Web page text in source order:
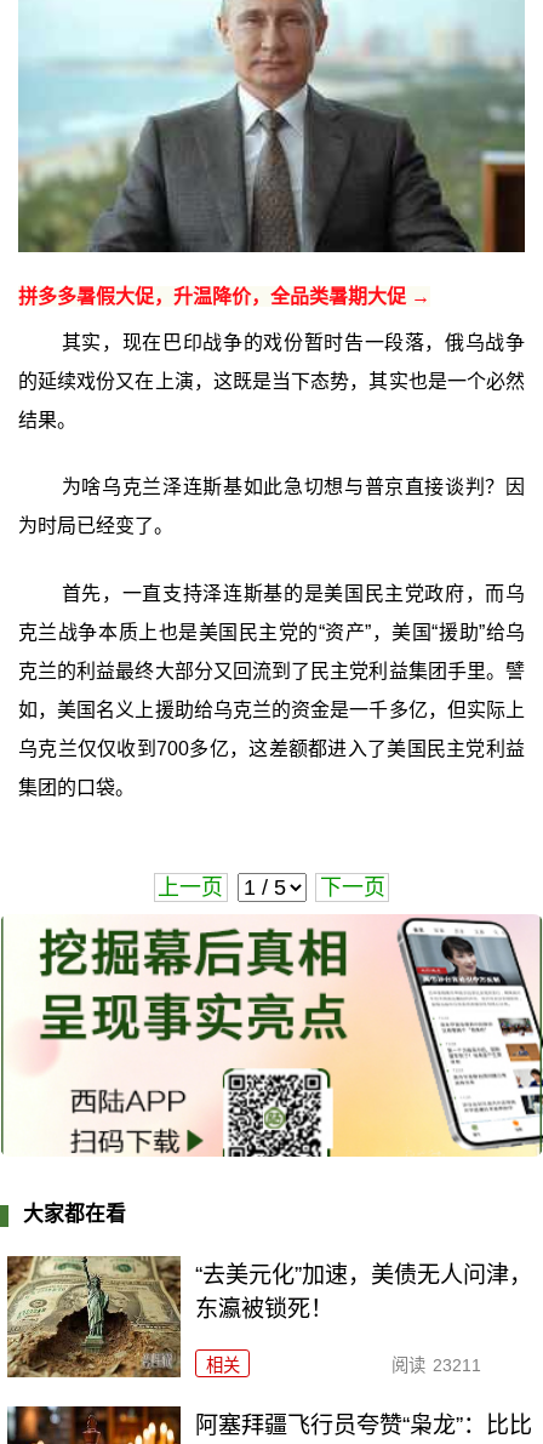
拼多多暑假大促，升温降价，全品类暑期大促 →
其实，现在巴印战争的戏份暂时告一段落，俄乌战争
的延续戏份又在上演，这既是当下态势，其实也是一个必然
结果。
为啥乌克兰泽连斯基如此急切想与普京直接谈判？因
为时局已经变了。
首先，一直支持泽连斯基的是美国民主党政府，而乌
克兰战争本质上也是美国民主党的“资产”，美国“援助”给乌
克兰的利益最终大部分又回流到了民主党利益集团手里。譬
如，美国名义上援助给乌克兰的资金是一千多亿，但实际上
乌克兰仅仅收到700多亿，这差额都进入了美国民主党利益
集团的口袋。
上一页 下一页
大家都在看
“去美元化”加速，美债无人问津，
东瀛被锁死！
相关 阅读 23211
阿塞拜疆飞行员夸赞“枭龙”：比比